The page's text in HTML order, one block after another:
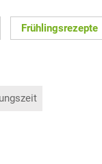
Frühlingsrezepte